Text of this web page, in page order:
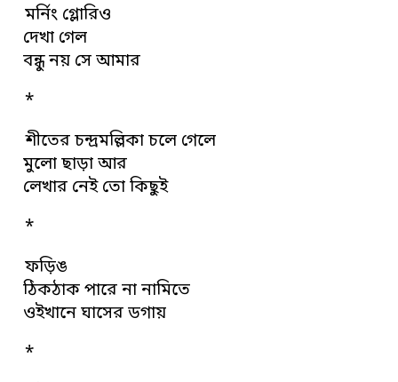
মর্নিং গ্লোরিও
দেখা গেল
বন্ধু নয় সে আমার
*
শীতের চন্দ্রমল্লিকা চলে গেলে
মুলো ছাড়া আর
লেখার নেই তো কিছুই
*
ফড়িঙ
ঠিকঠাক পারে না নামিতে
ওইখানে ঘাসের ডগায়
*